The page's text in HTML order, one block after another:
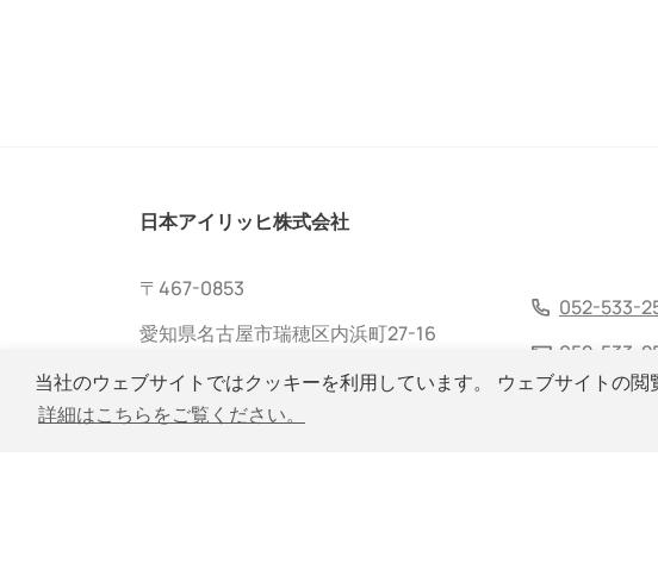
当社のウェブサイトではクッキーを利用しています。 ウェブサイトの
詳細はこちらをご覧ください。
日本アイリッヒ株式会社
〒467-0853
愛知県名古屋市瑞穂区内浜町27-16
052-533-
052-533-